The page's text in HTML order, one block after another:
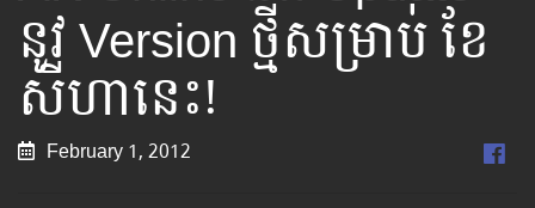
នូវ Version ថ្មីសម្រាប់ ខែ
សីហានេះ!
February 1, 2012